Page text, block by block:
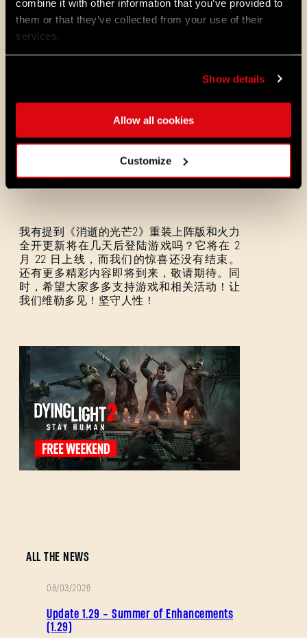
combine it with other information that you’ve provided to
them or that they’ve collected from your use of their
services.
Show details
Allow all cookies
Customize
大厦副本和噩梦模式。它们需要再进一步才
能达到我们在设计上的要求。但这两个模式
现在正是我们内部开发的重点目标。
重装上阵版将在《消逝的光芒2》上线两周年
额外的游戏内活动。相反，我们将在官方社
区 — 漫游者哨站发布特别赏金任务。完成这
关的奖励。如果你以为这就结束了…那你最好
亲自去看看！
我有提到《消逝的光芒2》重装上阵版和火力
全开更新将在几天后登陆游戏吗？它将在 2
月 22 日上线，而我们的惊喜还没有结束。
还有更多精彩内容即将到来，敬请期待。同
时，希望大家多多支持游戏和相关活动！让
我们维勒多见！坚守人性！
ALL THE NEWS
08/03/2026
Update 1.29 - Summer of Enhancements
(1.29)
SUBMIT
刚来到Dying Light Outpost？创建账号